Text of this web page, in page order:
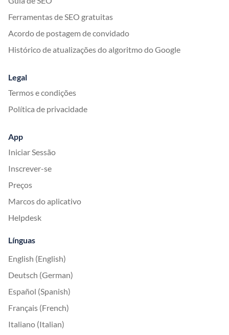
Ferramentas de SEO gratuitas
Acordo de postagem de convidado
Histórico de atualizações do algoritmo do Google
Legal
Termos e condições
Política de privacidade
App
Iniciar Sessão
Inscrever-se
Preços
Marcos do aplicativo
Helpdesk
Línguas
English (English)
Deutsch (German)
Español (Spanish)
Français (French)
Italiano (Italian)